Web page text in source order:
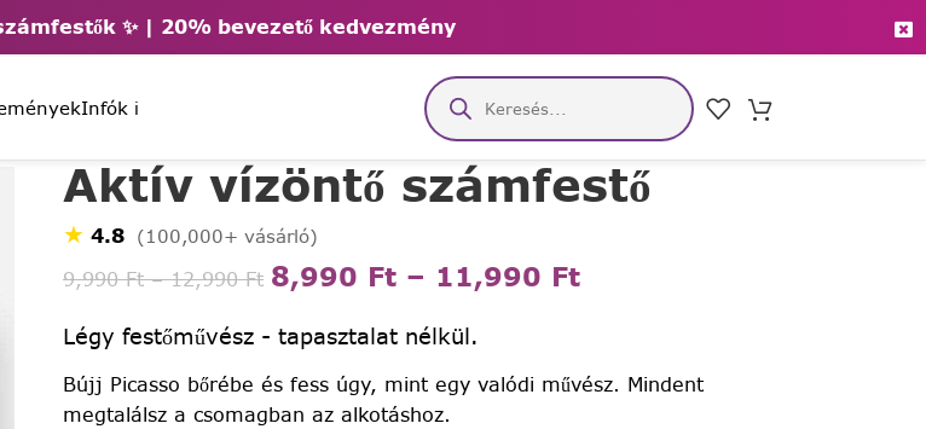
✨ | 20% bevezető kedvezmény
Infók ℹ️
Aktív vízöntő számfestő
★ 4.8 (100,000+ vásárló)
9,990Ft – 12,990Ft 8,990 Ft – 11,990 Ft
Légy festőművész - tapasztalat nélkül.
Bújj Picasso bőrébe és fess úgy, mint egy valódi művész. Mindent
megtalálsz a csomagban az alkotáshoz.